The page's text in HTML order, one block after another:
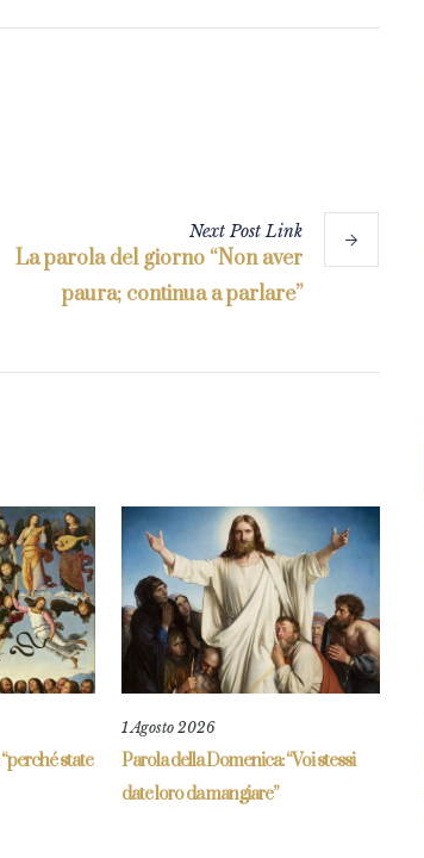
NextPostLink
La parola del giorno “Non aver
paura; continua a parlare”
state
1 Agosto 2026
Parola della Domenica: “Voi stessi
date loro da mangiare”